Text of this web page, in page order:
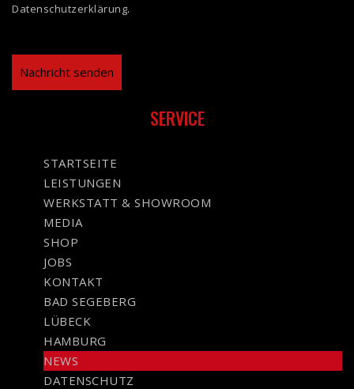
Datenschutzerklärung.
SERVICE
STARTSEITE
LEISTUNGEN
WERKSTATT & SHOWROOM
MEDIA
SHOP
JOBS
KONTAKT
BAD SEGEBERG
LÜBECK
HAMBURG
NEWS
DATENSCHUTZ